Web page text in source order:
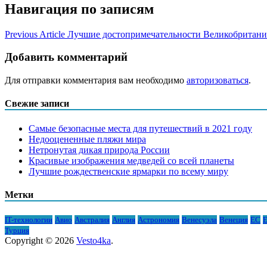
Навигация по записям
Previous Article Лучшие достопримечательности
Добавить комментарий
Для отправки комментария вам необходимо авторизоваться.
Свежие записи
Самые безопасные места для путешествий в 2021 году
Недооцененные пляжи мира
Нетронутая дикая природа России
Красивые изображения медведей со всей планеты
Лучшие рождественские ярмарки по всему миру
Метки
IT-технологии Авио Австралия Англия Астрономия Венесуэла Венеция ЕС
Турция
Copyright © 2026 Vesto4ka.